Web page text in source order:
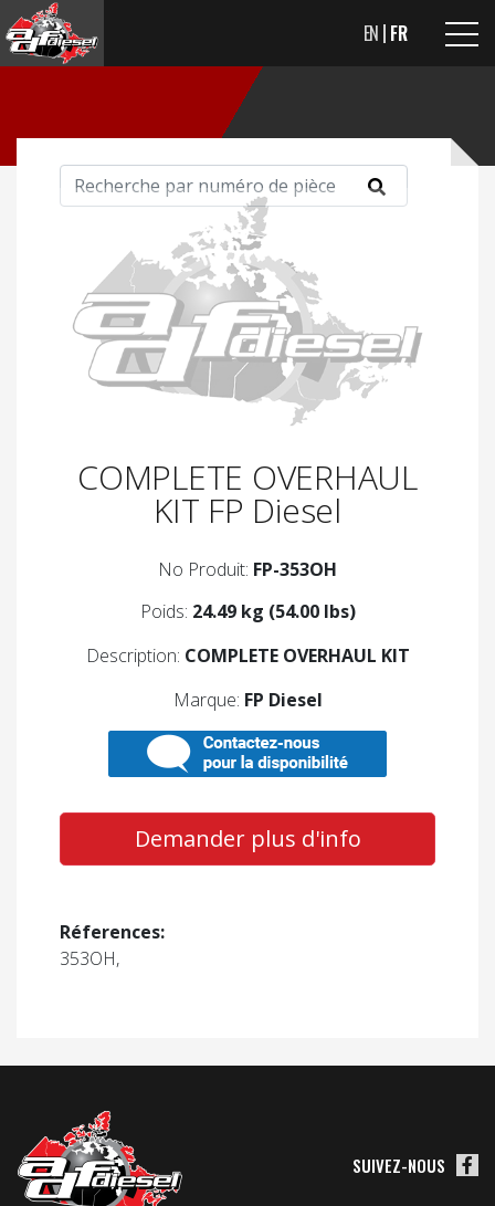
EN FR
COMPLETE OVERHAUL
KIT FP Diesel
No Produit: FP-353OH
Poids: 24.49 kg (54.00 lbs)
Description: COMPLETE OVERHAUL KIT
Marque: FP Diesel
Demander plus d'info
Réferences:
353OH,
SUIVEZ-NOUS